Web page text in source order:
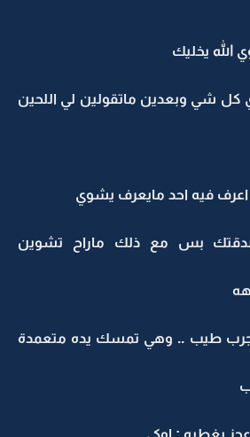
يخليك
كل شي وبعدين ماتقولين لي اللحين
اعرف فيه احد مايعرف يشوي
بس مع ذلك ماراح تشوين
اجرب طيب .. وهي تمسك يده متعمدة
يغطيه : اوكي